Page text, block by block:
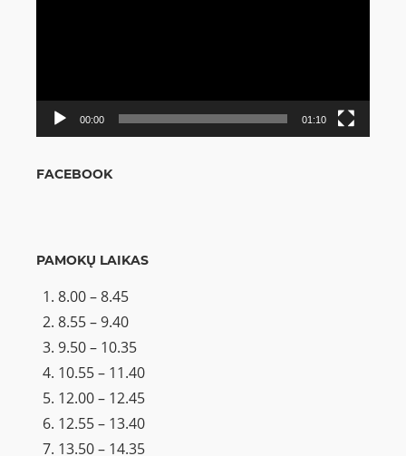
00:00 01:10
FACEBOOK
PAMOKŲ LAIKAS
8.00 – 8.45
8.55 – 9.40
9.50 – 10.35
10.55 – 11.40
12.00 – 12.45
12.55 – 13.40
13.50 – 14.35